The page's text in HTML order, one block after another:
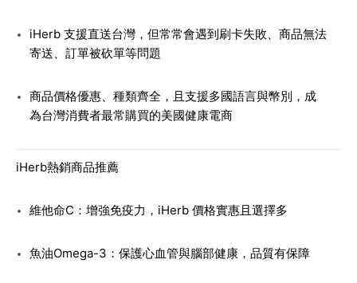
iHerb 支援直送台灣，但常常會遇到刷卡失敗、商品無法
寄送、訂單被砍單等問題
商品價格優惠、種類齊全，且支援多國語言與幣別，成
為台灣消費者最常購買的美國健康電商
iHerb熱銷商品推薦
維他命C ：增強免疫力，iHerb 價格實惠且選擇多
魚油Omega-3 ：保護心血管與腦部健康，品質有保障